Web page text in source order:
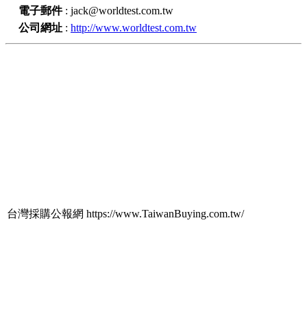
電子郵件: jack@worldtest.com.tw
公司網址 : http://www.worldtest.com.tw
台灣採購公報網 https://www.TaiwanBuying.com.tw/